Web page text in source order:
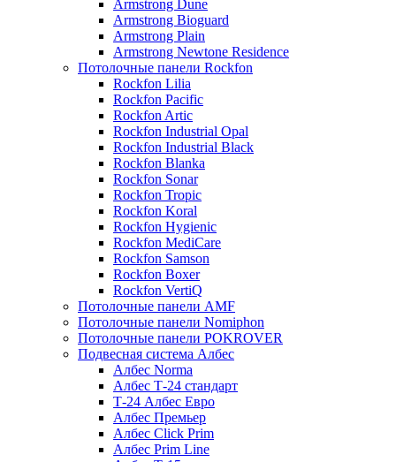
Armstrong Dune
Armstrong Bioguard
Armstrong Plain
Armstrong Newtone Residence
Потолочные панели Rockfon
Rockfon Lilia
Rockfon Pacific
Rockfon Artic
Rockfon Industrial Opal
Rockfon Industrial Black
Rockfon Blanka
Rockfon Sonar
Rockfon Tropic
Rockfon Koral
Rockfon Hygienic
Rockfon MediCare
Rockfon Samson
Rockfon Boxer
Rockfon VertiQ
Потолочные панели AMF
Потолочные панели Nomiphon
Потолочные панели POKROVER
Подвесная система Албес
Албес Norma
Албес Т-24 стандарт
Т-24 Албес Евро
Албес Премьер
Албес Click Prim
Албес Prim Line